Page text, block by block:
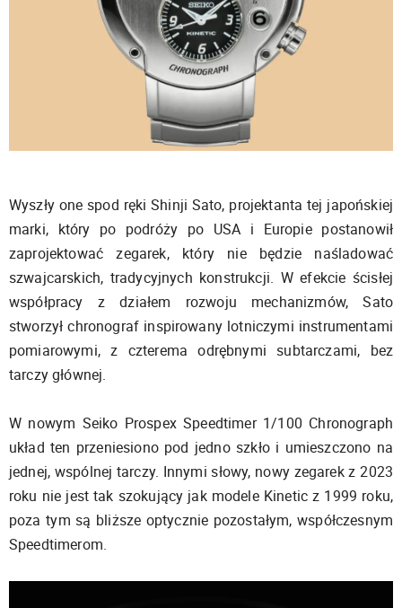
Wyszły one spod ręki Shinji Sato, projektanta tej japońskiej
marki, który po podróży po USA i Europie postanowił
zaprojektować zegarek, który nie będzie naśladować
szwajcarskich, tradycyjnych konstrukcji. W efekcie ścisłej
współpracy z działem rozwoju mechanizmów, Sato
stworzył chronograf inspirowany lotniczymi instrumentami
pomiarowymi, z czterema odrębnymi subtarczami, bez
tarczy głównej.
W nowym Seiko Prospex Speedtimer 1/100 Chronograph
układ ten przeniesiono pod jedno szkło i umieszczono na
jednej, wspólnej tarczy. Innymi słowy, nowy zegarek z 2023
roku nie jest tak szokujący jak modele Kinetic z 1999 roku,
poza tym są bliższe optycznie pozostałym, współczesnym
Speedtimerom.